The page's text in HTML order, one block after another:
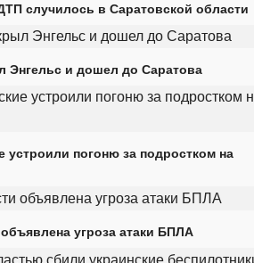
случилось в Саратовской области
Энгельс и дошел до Саратова
устроили погоню за подростком на
угроза атаки БПЛА